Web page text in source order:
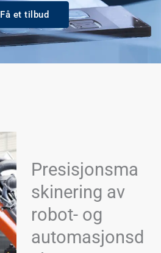
Få et tilbud
Presisjonsma
skinering av
robot- og
automasjonsd